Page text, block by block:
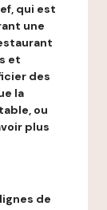
qui est
une
et
des
la
ou
plus
de